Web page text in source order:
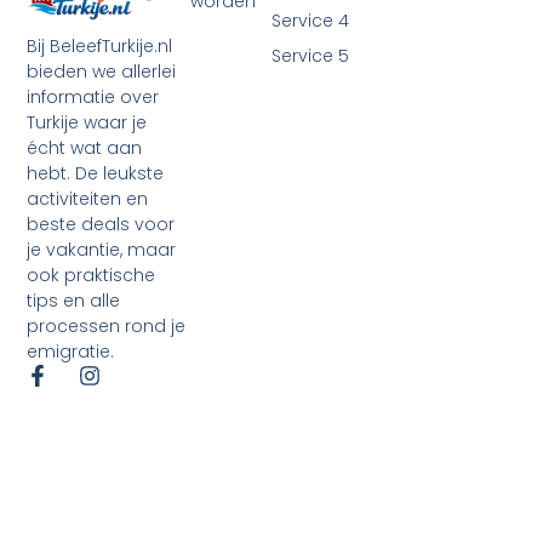
Bij BeleefTurkije.nl
bieden we allerlei
informatie over
Turkije waar je
écht wat aan
hebt. De leukste
activiteiten en
beste deals voor
je vakantie, maar
ook praktische
tips en alle
processen rond je
emigratie.
Service 4
Service 5